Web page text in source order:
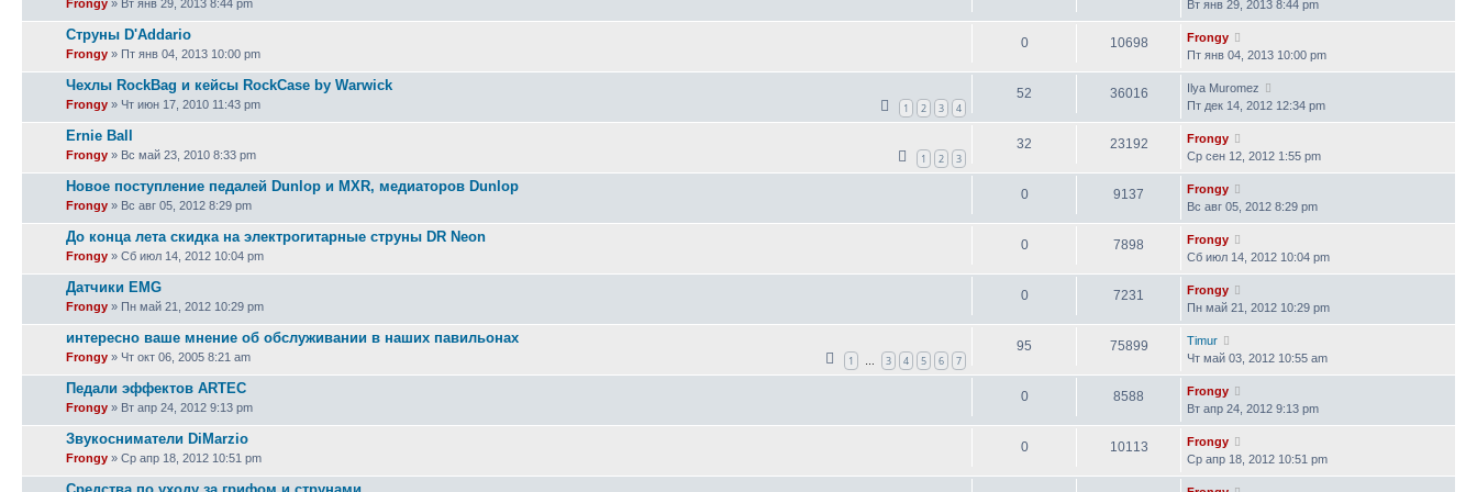
Frongy » Вт янв 29, 2013 8:44 pm
Вт янв 29, 2013 8:44 pm
Струны D'Addario
Frongy » Пт янв 04, 2013 10:00 pm
0 10698
Frongy
Пт янв 04, 2013 10:00 pm
Чехлы RockBag и кейсы RockCase by Warwick
Frongy » Чт июн 17, 2010 11:43 pm 1 2 3 4
52 36016
Ilya Muromez
Пт дек 14, 2012 12:34 pm
Ernie Ball
Frongy » Вс май 23, 2010 8:33 pm 1 2 3
32 23192
Frongy
Ср сен 12, 2012 1:55 pm
Новое поступление педалей Dunlop и MXR, медиаторов Dunlop
Frongy » Вс авг 05, 2012 8:29 pm
0 9137
Frongy
Вс авг 05, 2012 8:29 pm
До конца лета скидка на электрогитарные струны DR Neon
Frongy » Сб июл 14, 2012 10:04 pm
0 7898
Frongy
Сб июл 14, 2012 10:04 pm
Датчики EMG
Frongy » Пн май 21, 2012 10:29 pm
0 7231
Frongy
Пн май 21, 2012 10:29 pm
интересно ваше мнение об обслуживании в наших павильонах
Frongy » Чт окт 06, 2005 8:21 am 1 … 3 4 5 6 7
95 75899
Timur
Чт май 03, 2012 10:55 am
Педали эффектов ARTEC
Frongy » Вт апр 24, 2012 9:13 pm
0 8588
Frongy
Вт апр 24, 2012 9:13 pm
Звукосниматели DiMarzio
Frongy » Ср апр 18, 2012 10:51 pm
0 10113
Frongy
Ср апр 18, 2012 10:51 pm